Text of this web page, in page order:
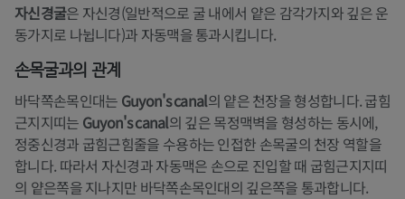
자신경굴은 자신경(일반적으로 굴 내에서 얕은 감각가지와 깊은 운
동가지로 나뉩니다)과 자동맥을 통과시킵니다.
손목굴과의 관계
바닥쪽손목인대는 Guyon's canal의 얕은 천장을 형성합니다. 굽힘
근지지띠는 Guyon's canal의 깊은 목정맥벽을 형성하는 동시에,
정중신경과 굽힘근힘줄을 수용하는 인접한 손목굴의 천장 역할을
합니다. 따라서 자신경과 자동맥은 손으로 진입할 때 굽힘근지지띠
의 얕은쪽을 지나지만 바닥쪽손목인대의 깊은쪽을 통과합니다.